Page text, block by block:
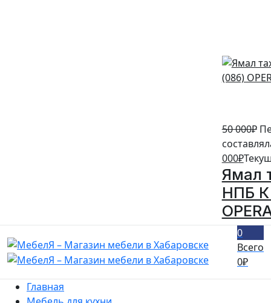
50 000₽
000₽
Ямал
НПБ К
0
Всего
0₽
Главная